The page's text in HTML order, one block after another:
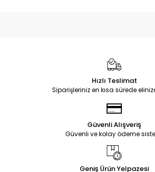
Hızlı Teslimat
Siparişleriniz en kısa sürede
Güvenli Alışveriş
Güvenli ve kolay ödeme
Geniş Ürün Yelpazesi